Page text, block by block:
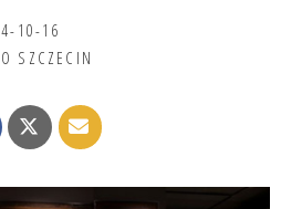
10-16
SZCZECIN